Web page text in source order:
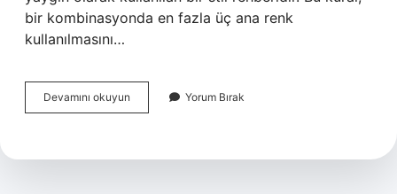
bir kombinasyonda en fazla üç ana renk
kullanılmasını…
Devamını okuyun
Sıralaması
Yorum Bırak